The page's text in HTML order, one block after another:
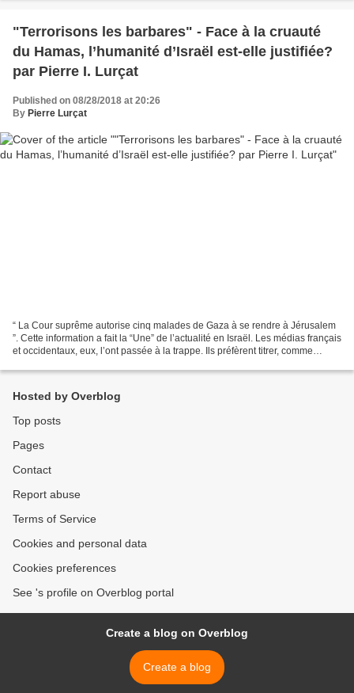
"Terrorisons les barbares" - Face à la cruauté
du Hamas, l’humanité d’Israël est-elle justifiée?
par Pierre I. Lurçat
Published on 08/28/2018 at 20:26
By Pierre Lurçat
“ La Cour suprême autorise cinq malades de Gaza à se rendre à Jérusalem
”. Cette information a fait la “Une” de l’actualité en Israël. Les médias français
et occidentaux, eux, l’ont passée à la trappe. Ils préfèrent titrer, comme
Hosted by Overblog
Top posts
Pages
Contact
Report abuse
Terms of Service
Cookies and personal data
Cookies preferences
See 's profile on Overblog portal
Create a blog on Overblog
Create a blog